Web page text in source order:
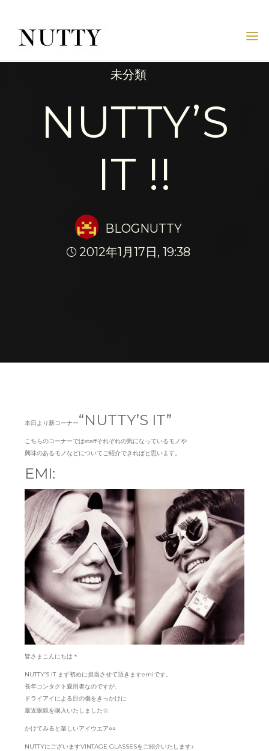
content
NUTTY
NUTTY
未分類
NUTTY’S
IT !!
BLOGNUTTY
2012年1月17日, 19:38
本日より新コーナー“NUTTY’S IT”
こちらのコーナーではstaffそれぞれの気になっているモノや
興味のあるモノなどについてご紹介できればと思います。
EMI:
皆さまこんにちは＊
NUTTY’S IT まず初めに担当させて頂きますemiです。
長年コンタクト愛用者なのですが、
ドライアイによる目の傷をきっかけに
最近眼鏡を購入いたしました☆
かけてみると楽しいアイウエア○○
NUTTYにございますVINTAGE GLASSESをご紹介いたします♪